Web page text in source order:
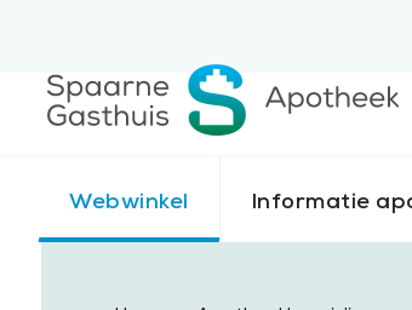
Webwinkel Informatie